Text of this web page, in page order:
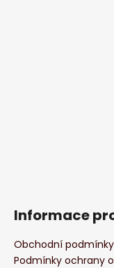
Informace
Obchodní podmínky
Podmínky ochrany